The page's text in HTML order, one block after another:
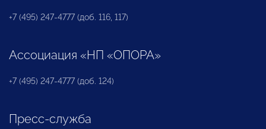
+7 (495) 247-4777 (доб. 116, 117)
Ассоциация «НП «ОПОРА»
+7 (495) 247-4777 (доб. 124)
Пресс-служба